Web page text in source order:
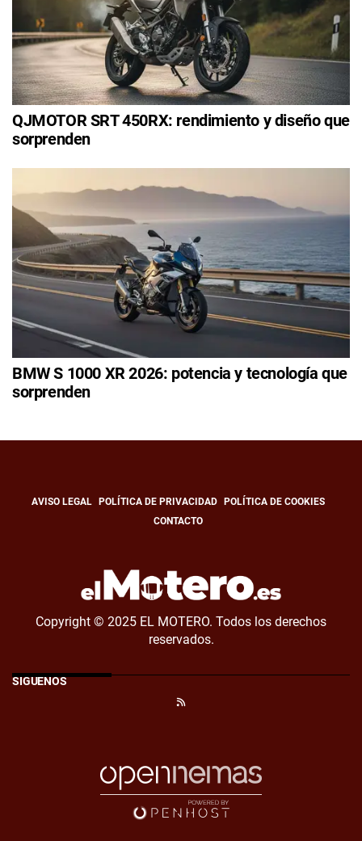
QJMOTOR SRT 450RX: rendimiento y diseño que
sorprenden
BMW S 1000 XR 2026: potencia y tecnología que
sorprenden
AVISO LEGAL POLÍTICA DE PRIVACIDAD
POLÍTICA DE COOKIES
CONTACTO
Copyright © 2025 EL MOTERO. Todos los derechos
reservados.
SÍGUENOS